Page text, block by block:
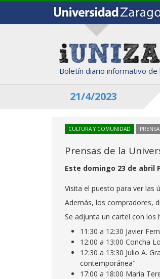
Boletín diario informativo de
21/4/2023
CULTURA Y COMUNIDAD
Prensas de la
Este domingo 23 de abril
Visita el puesto para ver las
Además, los compradores,
Se adjunta un cartel con
11:30 a 12:30 Javier
12:00 a 13:00 Concha
12:30 a 13:30 Julio A.
contemporánea"
17:00 a 18:00 Maria